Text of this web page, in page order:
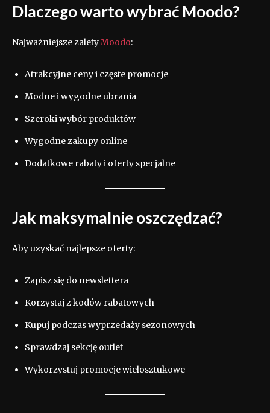
Dlaczego warto wybrać Moodo?
Najważniejsze zaletyMoodo:
Atrakcyjne ceny i częste promocje
Modne i wygodne ubrania
Szeroki wybór produktów
Wygodne zakupy online
Dodatkowe rabaty i oferty specjalne
Jak maksymalnie oszczędzać?
Aby uzyskać najlepsze oferty:
Zapisz się do newslettera
Korzystaj z kodów rabatowych
Kupuj podczas wyprzedaży sezonowych
Sprawdzaj sekcję outlet
Wykorzystuj promocje wielosztukowe